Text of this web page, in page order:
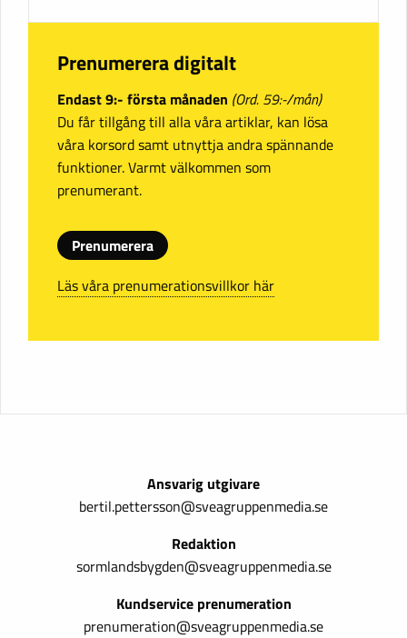
Prenumerera digitalt
Endast 9:- första månaden (Ord. 59:-/mån)
Du får tillgång till alla våra artiklar, kan lösa
våra korsord samt utnyttja andra spännande
funktioner. Varmt välkommen som
prenumerant.
Prenumerera
Läs våra prenumerationsvillkor här
Ansvarig utgivare
bertil.pettersson@sveagruppenmedia.se
Redaktion
sormlandsbygden@sveagruppenmedia.se
Kundservice prenumeration
prenumeration@sveagruppenmedia.se